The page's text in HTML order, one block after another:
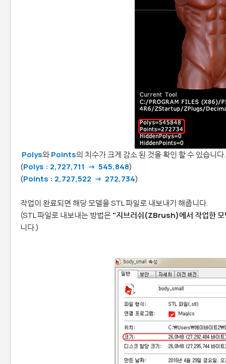
Polys와Points의 치수가 크게 감소 된 것을 확인 할 수 있습니다.
(Polys : 2,727,711 -> 545,848)
(Points : 2,727,522 -> 272,734)
작업이 완료되면 해당 모델을 STL 파일로 내보내기 해줍니다.
(STL 파일로 내보내는 방법은"지브러쉬(ZBrush)에서 작업한 모
니다.)